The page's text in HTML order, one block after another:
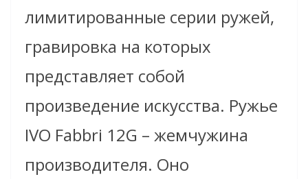
лимитированные серии ружей,
гравировка на которых
представляет собой
произведение искусства. Ружье
ІVO Fabbri 12G – жемчужина
производителя. Оно